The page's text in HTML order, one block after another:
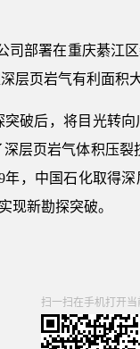
司部署在重庆綦江
层页岩气有利面积
破后，将目光转
层页岩气体积压
，中国石化取得
现新勘探突破。
扫一扫在手机打开当